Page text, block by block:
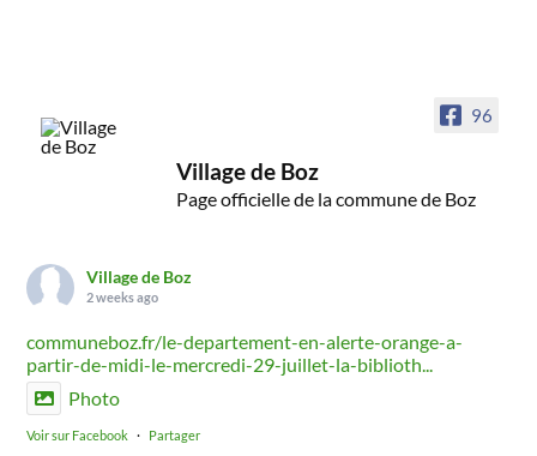
96
Village de Boz
Page officielle de la commune de Boz
Village de Boz
2 weeks ago
communeboz.fr/le-departement-en-alerte-orange-a-
partir-de-midi-le-mercredi-29-juillet-la-biblioth...
Photo
Voir sur Facebook · Partager